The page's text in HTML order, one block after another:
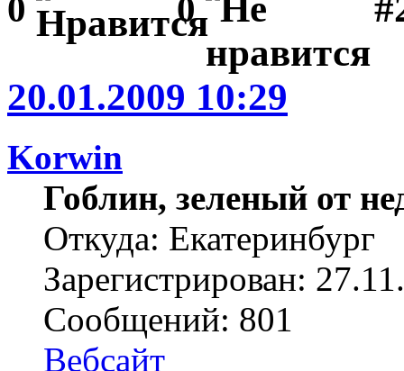
0 0
20.01.2009 10:29
Korwin
Гоблин, зеленый от
Откуда: Екатеринбург
Зарегистрирован:
Сообщений: 801
Вебсайт